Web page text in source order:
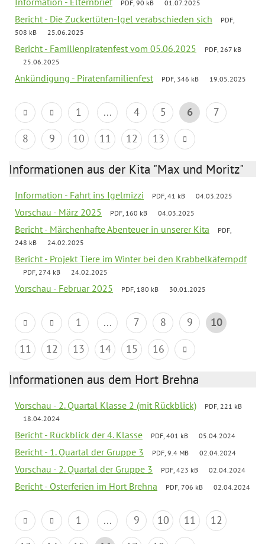
PDF, 90 kB 01.07.2025
Bericht - Die Zuckertüten-Igel verabschieden sich
PDF,
508 kB
25.06.2025
Bericht - Familienpiratenfest vom 05.06.2025
PDF, 267 kB
25.06.2025
Ankündigung - Piratenfamilienfest PDF, 346 kB 19.05.2025
1 ... 4 5 6
7
8
9 10 11 12 13
Informationen aus der Kita "Max und Moritz"
Information - Fahrt ins Igelmizzi PDF, 41 kB 04.03.2025
Vorschau - März 2025 PDF, 160 kB 04.03.2025
Bericht - Märchenhafte Abenteuer in unserer Kita
PDF,
248 kB
24.02.2025
Bericht - Projekt Tiere im Winter bei den Krabbelkäfernpdf
PDF, 274 kB 24.02.2025
Vorschau - Februar 2025 PDF, 180 kB 30.01.2025
1 ... 7 8 9
10
11
12 13 14 15 16
Informationen aus dem Hort Brehna
Vorschau - 2. Quartal Klasse 2 (mit Rückblick)
PDF, 221 kB
18.04.2024
Bericht - Rückblick der 4. Klasse PDF, 401 kB 05.04.2024
Bericht - 1. Quartal der Gruppe 3 PDF, 9.4 MB 02.04.2024
Vorschau - 2. Quartal der Gruppe 3 PDF, 423 kB 02.04.2024
Bericht - Osterferien im Hort Brehna PDF, 706 kB 02.04.2024
1 ... 9 10 11
12